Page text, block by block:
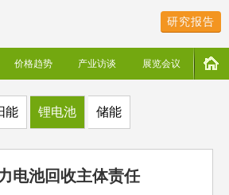
研究报告
价格趋势 产业访谈 展览会议
能 锂电池 储能
电池回收主体责任